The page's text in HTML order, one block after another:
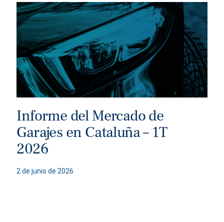
Informe del Mercado de
Garajes en Cataluña – 1T
2026
2 de junio de 2026